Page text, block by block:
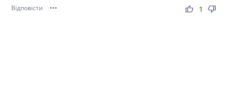
Відповісти ••• thumb_up thumb_down
1